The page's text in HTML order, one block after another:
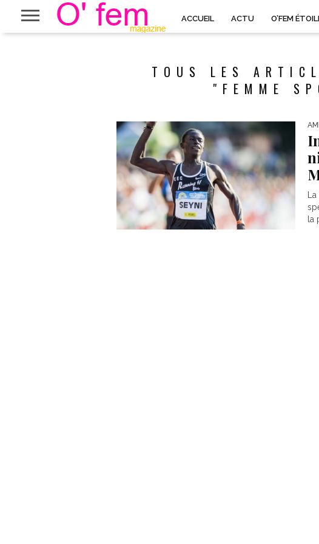
ACCUEIL ACTU O’FEM
TOUS LES
"FEMME
la